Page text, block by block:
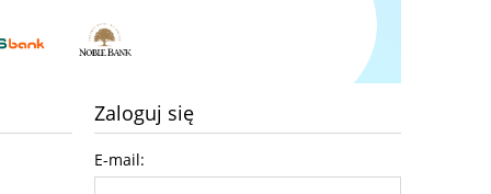
Zaloguj się
E-mail: